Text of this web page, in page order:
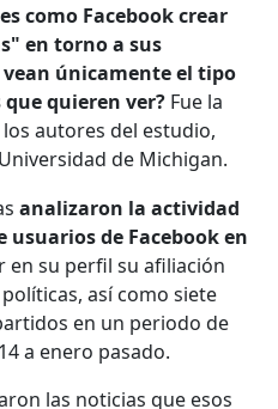
como Facebook crear
en torno a sus
únicamente el tipo
quieren ver? Fue la
autores del estudio,
de Michigan.
analizaron la actividad
usuarios de Facebook en
en su perfil su afiliación
así como siete
en un periodo de
a enero pasado.
las noticias que esos